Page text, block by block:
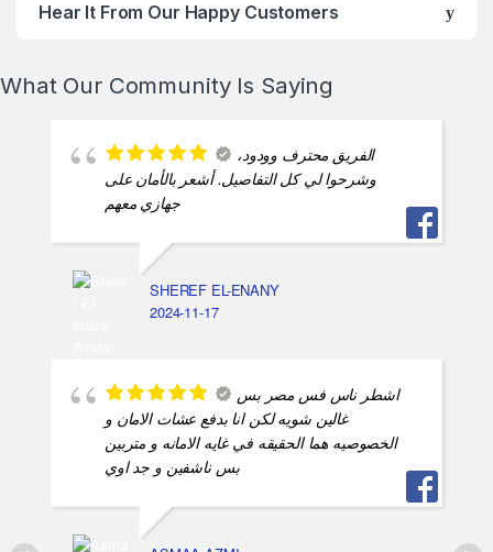
Hear It From Our Happy Customers
What Our Community Is Saying
الفريق محترف وودود،
وشرحوا لي كل التفاصيل. أشعر بالأمان على
جهازي معهم
SHEREF EL-ENANY
2024-11-17
اشطر ناس فس مصر بس
غالين شويه لكن انا بدفع عشات الامان و
الخصوصيه هما الحقيقه في غايه الامانه و متربين
بس ناشفين و جد اوي